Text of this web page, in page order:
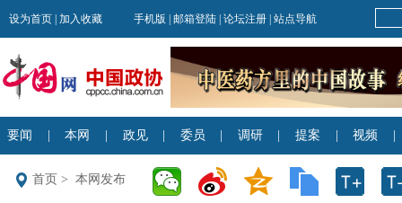
首页 > 本网发布